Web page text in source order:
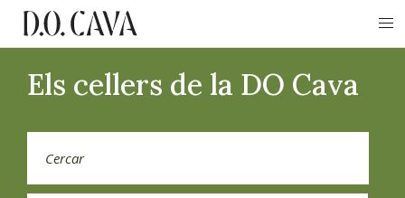
Els cellers de la DO Cava